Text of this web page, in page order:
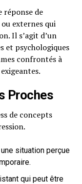
réponse de
externes qui
Il s’agit d’un
et psychologiques
confrontés à
Proches
de concepts
situation perçue
qui peut être